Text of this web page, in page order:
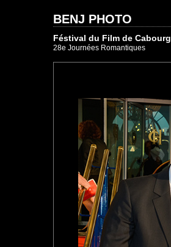
BENJ PHOTO
Féstival du Film de Cabourg
28e Journées Romantiques